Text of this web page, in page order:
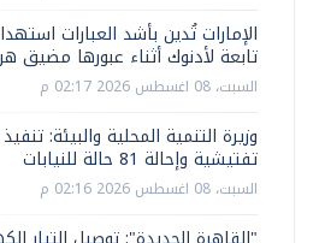
الإمارات تُدين بأشد العبارات
تابعة لأدنوك أثناء عبورها مضيق
السبت، 08 اغسطس 2026 02:17 م
تفتيشية وإحالة 81 حالة للنيابات
السبت، 08 اغسطس 2026 02:16 م